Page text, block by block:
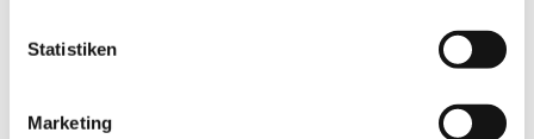
Statistiken
Marketing
Träge
der